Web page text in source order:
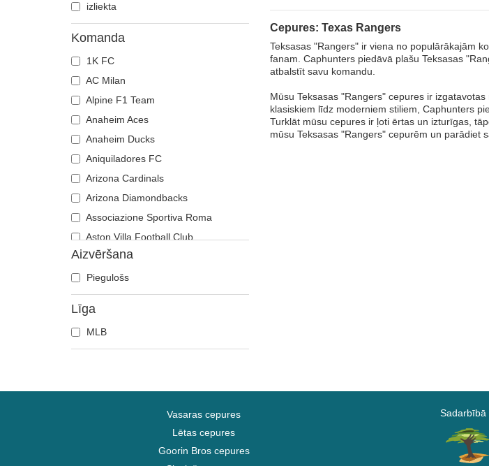
izliekta
Komanda
1K FC
AC Milan
Alpine F1 Team
Anaheim Aces
Anaheim Ducks
Aniquiladores FC
Arizona Cardinals
Arizona Diamondbacks
Associazione Sportiva Roma
Aston Villa Football Club
Atlanta Braves
Atlanta Falcons
Atlanta Hawks
Boston Bruins
Boston Celtics
Carolina Panthers
Chelsea Football Club
Aizvēršana
Piegulošs
Līga
MLB
Cepures: Texas Rangers
Teksasas "Rangers" ir viena no populārākajām
fanam. Caphunters piedāvā plašu Teksasas
atbalstīt savu komandu.
Mūsu Teksasas "Rangers" cepures ir
klasiskiem līdz moderniem stiliem, Caphunters
Turklāt mūsu cepures ir ļoti ērtas un izturīgas,
mūsu Teksasas "Rangers" cepurēm un parādiet
Vasaras cepures
Lētas cepures
Goorin Bros cepures
Sadarbībā